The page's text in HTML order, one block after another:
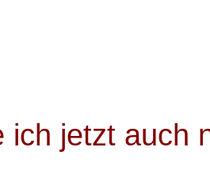
ich jetzt auch